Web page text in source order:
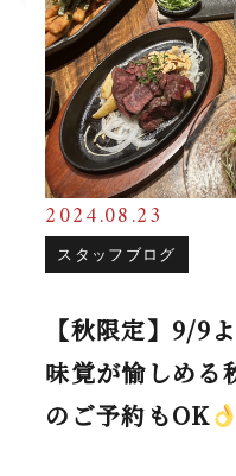
2024.08.23
スタッフブログ
【秋限定】9/9
味覚が愉しめる
のご予約もOK